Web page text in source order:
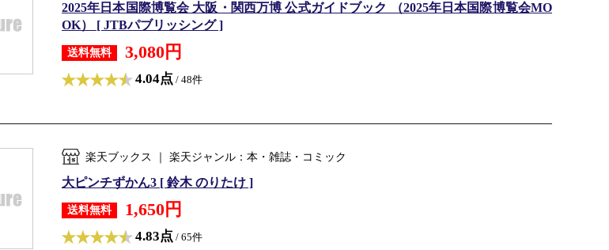
2025年日本国際博覧会 大阪・関西万博 公式ガイドブック （2025年日本国際博覧会MO
OK） [ JTBパブリッシング ]
送料無料 3,080円
4.04点 / 48件
楽天ブックス ｜ 楽天ジャンル：本・雑誌・コミック
大ピンチずかん3 [ 鈴木 のりたけ ]
送料無料 1,650円
4.83点 / 65件